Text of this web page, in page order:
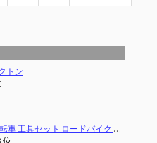
ドバイク始めてみた１巻
位
ドバイク始めてみた２巻(2025-05-21T10:13:06.071-00:00)
位
Next